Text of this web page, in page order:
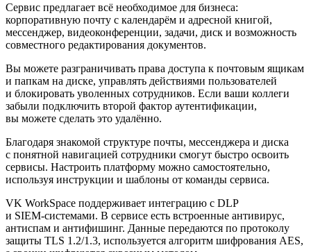
Сервис предлагает всё необходимое для бизнеса:
корпоративную почту с календарём и адресной книгой,
мессенджер, видеоконференции, задачи, диск и возможность
совместного редактирования документов.
Вы можете разграничивать права доступа к почтовым ящикам
и папкам на диске, управлять действиями пользователей
и блокировать уволенных сотрудников. Если ваши коллеги
забыли подключить второй фактор аутентификации,
вы можете сделать это удалённо.
Благодаря знакомой структуре почты, мессенджера и диска
с понятной навигацией сотрудники смогут быстро освоить
сервисы. Настроить платформу можно самостоятельно,
используя инструкции и шаблоны от команды сервиса.
VK WorkSpace поддерживает интеграцию с DLP
и SIEM-системами. В сервисе есть встроенные антивирус,
антиспам и антифишинг. Данные передаются по протоколу
защиты TLS 1.2/1.3, используется алгоритм шифрования AES,